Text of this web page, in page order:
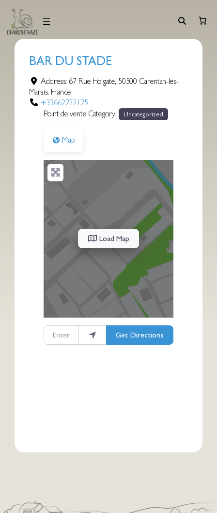
contenu
BAR DU STADE
Address: 67 Rue Holgate, 50500 Carentan-les-
Marais, France
+33662222125
Point de vente Category:
Uncategorized
Map
Load Map
Enter your location
Get Directions